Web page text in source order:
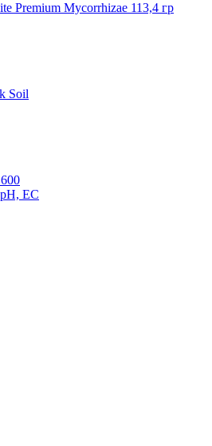
Premium Mycorrhizae 113,4 гр
Soil
EC